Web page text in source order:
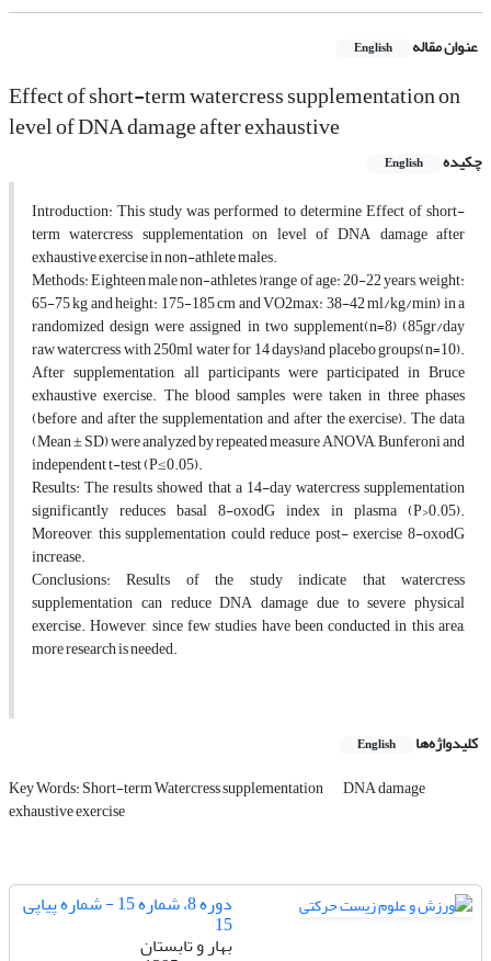
عنوان مقاله English
Effect of short-term watercress supplementation on
level of DNA damage after exhaustive
چکیده English
Introduction: This study was performed to determine Effect of short-
term watercress supplementation on level of DNA damage after
exhaustive exercise in non-athlete males.
Methods: Eighteen male non-athletes )range of age: 20-22 years, weight:
65-75 kg and height: 175-185 cm and VO2max: 38-42 ml/kg/min) in a
randomized design were assigned in two supplement(n=8) (85gr/day
raw watercress with 250ml water for 14 days)and placebo groups(n=10).
After supplementation, all participants were participated in Bruce
exhaustive exercise. The blood samples were taken in three phases
(before and after the supplementation and after the exercise). The data
(Mean ± SD) were analyzed by repeated measure ANOVA, Bunferoni and
independent t-test (P≤0.05).
Results: The results showed that a 14-day watercress supplementation
significantly reduces basal 8-oxodG index in plasma (P›0.05).
Moreover, this supplementation could reduce post- exercise 8-oxodG
increase.
Conclusions: Results of the study indicate that watercress
supplementation can reduce DNA damage due to severe physical
exercise. However, since few studies have been conducted in this area,
more research is needed.
کلیدواژه‌ها English
Key Words: Short-term Watercress supplementation DNA damage
exhaustive exercise
دوره 8، شماره 15 - شماره پیاپی
15
بهار و تابستان